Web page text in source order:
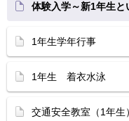
体験入学～新1年生と
1年生学年行事
1年生 着衣水泳
交通安全教室（1年生）